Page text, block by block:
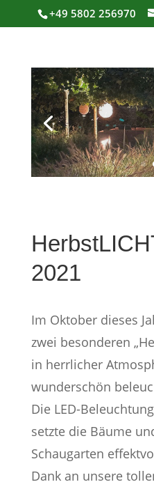
+49 5802 256970
2021
Im Oktober dieses
zwei besonderen
in herrlicher
wunderschön
Die LED-
setzte die Bäume
Schaugarten
Dank an unsere